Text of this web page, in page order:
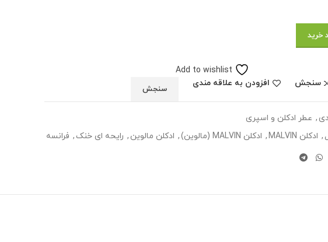
خرید
Add to wishlist
سنجش افزودن به علاقه مندی
سنجش
, عطر ادکلن و اسپری
, ادکلن MALVIN , ادکلن MALVIN (مالوین) , ادکلن مالوین , رایحه ای خنک , فرانسه